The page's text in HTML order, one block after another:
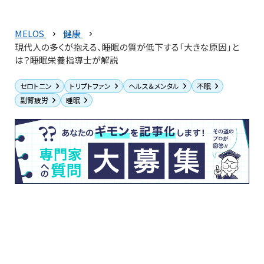
MELOS
健康
現代人の多くが抱える、睡眠の質が低下する「大きな原因」と
は？睡眠栄養指導士が解説
セロトニン トリプトファン ヘルス＆メンタル
不眠
副腎疲労
睡眠